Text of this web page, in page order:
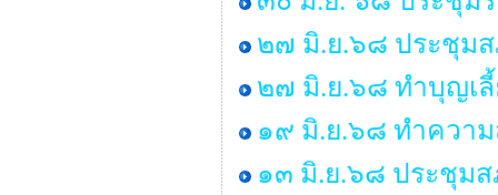
๒๗ มิ.ย.๖๘ ประชุม
๒๗ มิ.ย.๖๘ ทำบุญเลี้
๑๙ มิ.ย.๖๘ ทำควา
๑๓ มิ.ย.๖๘ ประชุมส